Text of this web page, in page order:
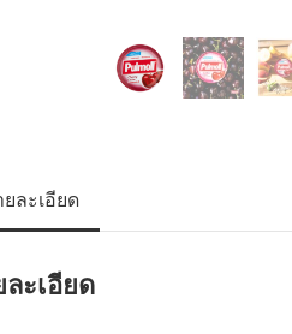
ยละเอียด
ละเอียด